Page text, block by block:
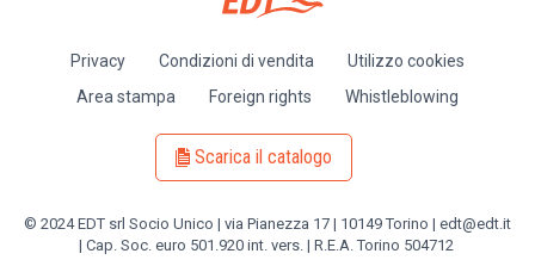
Privacy Condizioni di vendita
Utilizzo cookies
Area stampa
Foreign rights Whistleblowing
Scarica il catalogo
© 2024 EDT srl Socio Unico | via Pianezza 17 | 10149 Torino | edt@edt.it
| Cap. Soc. euro 501.920 int. vers. | R.E.A. Torino 504712